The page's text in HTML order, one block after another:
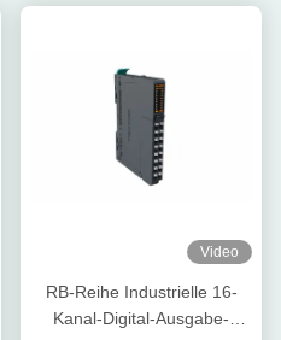
Video
RB-Reihe Industrielle 16-
Kanal-Digital-Ausgabe-